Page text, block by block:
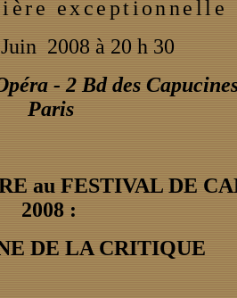
exceptionnelle
2008 à 20 h 30
- 2 Bd des
Paris
au FESTIVAL DE
2008 :
DE LA CRITIQUE